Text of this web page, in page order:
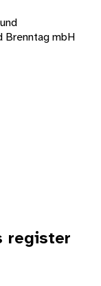
mbH
register